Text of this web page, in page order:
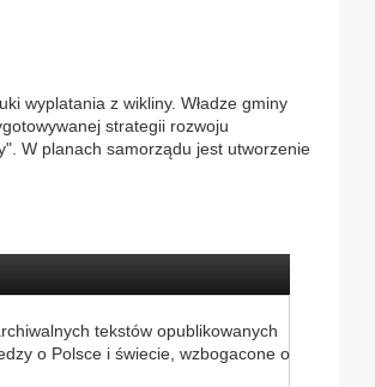
wyplatania z wikliny. Władze gminy
strategii rozwoju
W planach samorządu jest utworzenie
tekstów opublikowanych
o Polsce i świecie, wzbogacone o